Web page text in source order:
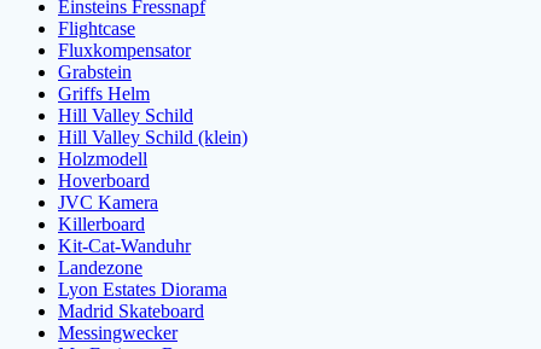
Einsteins Fressnapf
Flightcase
Fluxkompensator
Grabstein
Griffs Helm
Hill Valley Schild
Hill Valley Schild (klein)
Holzmodell
Hoverboard
JVC Kamera
Killerboard
Kit-Cat-Wanduhr
Landezone
Lyon Estates Diorama
Madrid Skateboard
Messingwecker